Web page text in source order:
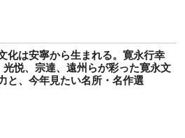
化は安寧から生まれる。寛永行幸
光悦、宗達、遠州らが彩った寛永文
と、今年見たい名所・名作選